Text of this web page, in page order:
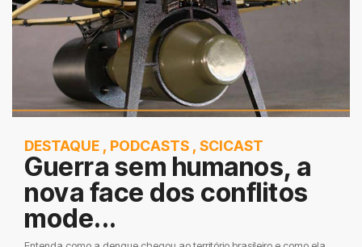
DESTAQUE , PODCASTS , SCICAST
Guerra sem humanos, a
nova face dos conflitos
mode...